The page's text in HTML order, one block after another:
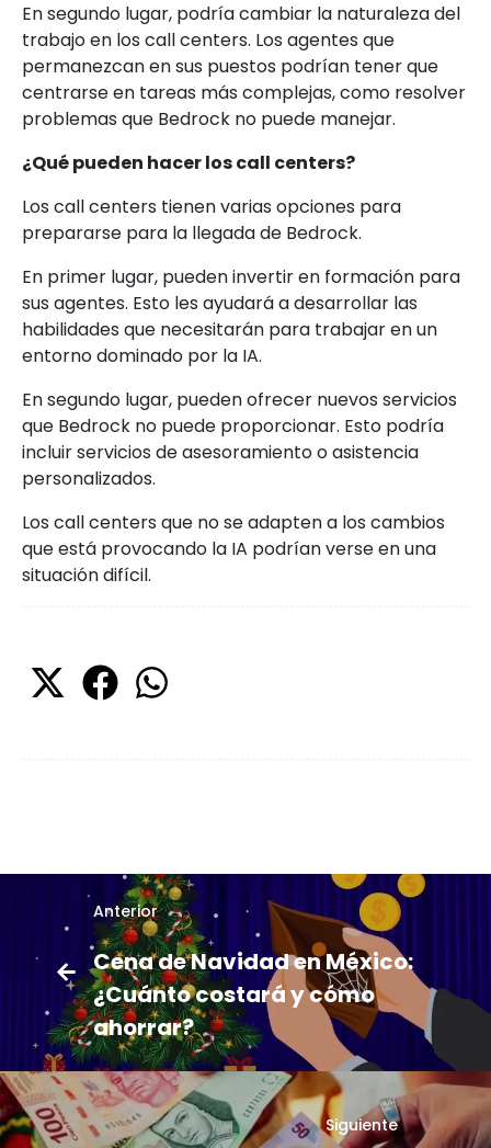
En segundo lugar, podría cambiar la naturaleza del
trabajo en los call centers. Los agentes que
permanezcan en sus puestos podrían tener que
centrarse en tareas más complejas, como resolver
problemas que Bedrock no puede manejar.
¿Qué pueden hacer los call centers?
Los call centers tienen varias opciones para
prepararse para la llegada de Bedrock.
En primer lugar, pueden invertir en formación para
sus agentes. Esto les ayudará a desarrollar las
habilidades que necesitarán para trabajar en un
entorno dominado por la IA.
En segundo lugar, pueden ofrecer nuevos servicios
que Bedrock no puede proporcionar. Esto podría
incluir servicios de asesoramiento o asistencia
personalizados.
Los call centers que no se adapten a los cambios
que está provocando la IA podrían verse en una
situación difícil.
Anterior
Cena de Navidad en México:
¿Cuánto costará y cómo
ahorrar?
Siguiente